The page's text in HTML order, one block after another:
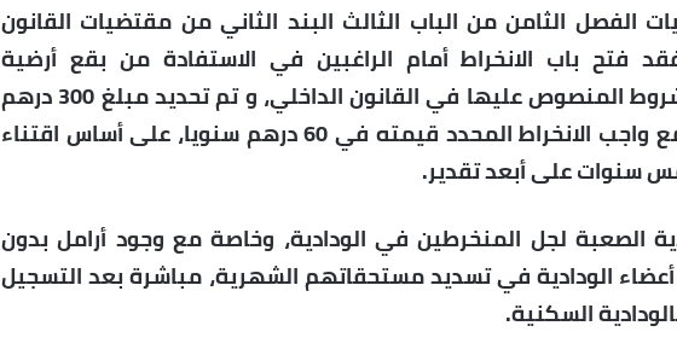
الفصل الثامن من الباب الثالث البند الثاني من مقتضيات القانون
فتح باب الانخراط أمام الراغبين في الاستفادة من بقع أرضية
والمتوفرة فيهم الشروط المنصوص عليها في القانون الداخلي، و تم تحديد مبلغ 300 درهم
كمساهمة شهرية مع واجب الانخراط المحدد قيمته في 60 درهم سنويا، على أساس اقتناء
سنوات على أبعد تقدير.
الصعبة لجل المنخرطين في الودادية، وخاصة مع وجود أرامل بدون
الودادية في تسديد مستحقاتهم الشهرية، مباشرة بعد التسجيل
السكنية.